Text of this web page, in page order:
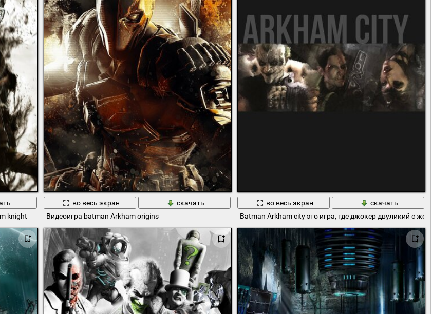
knight
во весь экран
скачать
Видеоигра batman Arkham origins
во весь экран
скачать
Batman Arkham city это игра, где джокер двуликий с